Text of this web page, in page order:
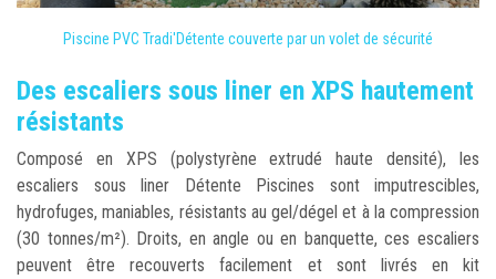
Piscine PVC Tradi'Détente couverte par un volet de sécurité
Des escaliers sous liner en XPS hautement
résistants
Composé en XPS (polystyrène extrudé haute densité), les
escaliers sous liner Détente Piscines sont imputrescibles,
hydrofuges, maniables, résistants au gel/dégel et à la compression
(30 tonnes/m²). Droits, en angle ou en banquette, ces escaliers
peuvent être recouverts facilement et sont livrés en kit